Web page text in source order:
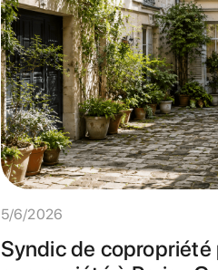
5/6/2026
Syndic de